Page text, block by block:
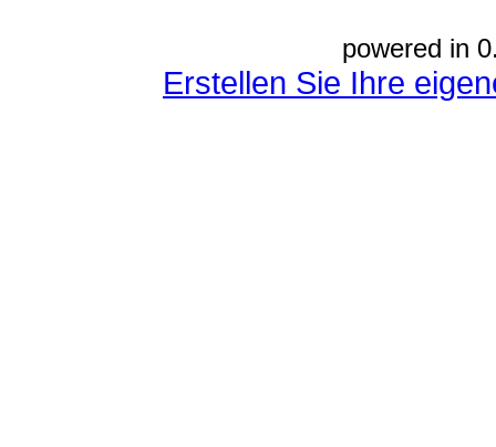
powered in
Erstellen Sie Ihre